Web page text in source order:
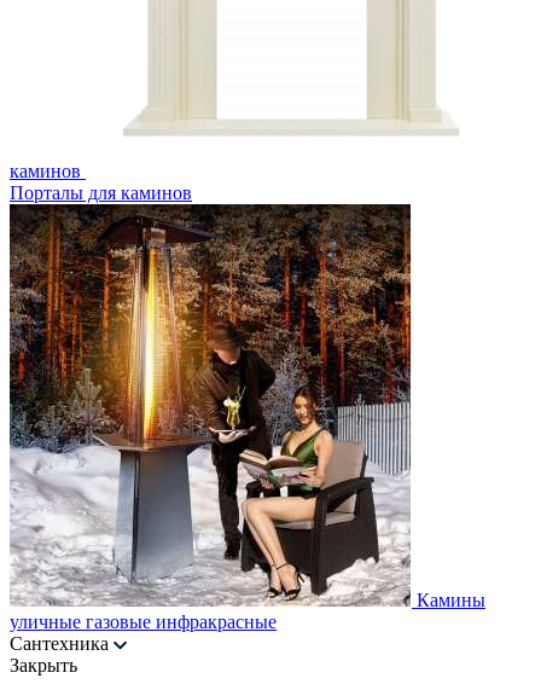
каминов
Порталы для каминов
Камины
уличные газовые инфракрасные
Сантехника
Закрыть